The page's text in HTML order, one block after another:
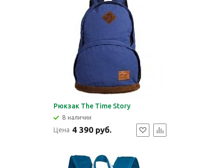
Рюкзак The Time Story
В наличии
Цена 4 390 руб.